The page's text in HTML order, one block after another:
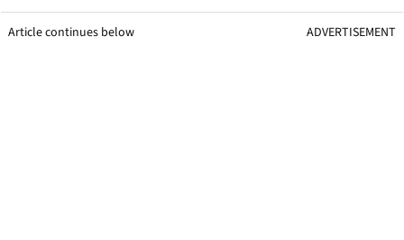
Article continues below ADVERTISEMENT